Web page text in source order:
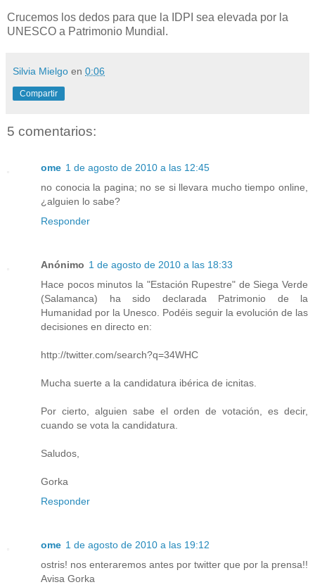
Crucemos los dedos para que la IDPI sea elevada por la
UNESCO a Patrimonio Mundial.
Silvia Mielgo en 0:06
Compartir
5 comentarios:
ome 1 de agosto de 2010 a las 12:45
no conocia la pagina; no se si llevara mucho tiempo online,
¿alguien lo sabe?
Responder
Anónimo 1 de agosto de 2010 a las 18:33
Hace pocos minutos la "Estación Rupestre" de Siega Verde
(Salamanca) ha sido declarada Patrimonio de la
Humanidad por la Unesco. Podéis seguir la evolución de las
decisiones en directo en:
http://twitter.com/search?q=34WHC
Mucha suerte a la candidatura ibérica de icnitas.
Por cierto, alguien sabe el orden de votación, es decir,
cuando se vota la candidatura.
Saludos,
Gorka
Responder
ome 1 de agosto de 2010 a las 19:12
ostris! nos enteraremos antes por twitter que por la prensa!!
Avisa Gorka